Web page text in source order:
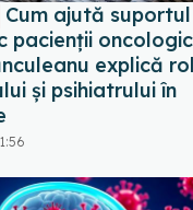
Cum ajută suportul
pacienții
explică
și psihiatrului în